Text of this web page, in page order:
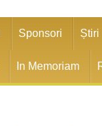
Sponsori Știri
In Memoriam